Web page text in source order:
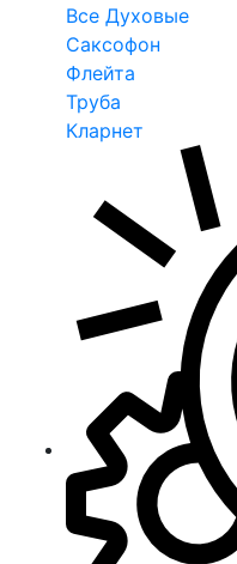
Все Духовые
Саксофон
Флейта
Труба
Кларнет